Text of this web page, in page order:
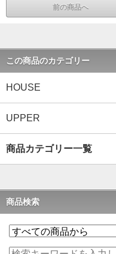
前の商品へ
この商品のカテゴリー
HOUSE
UPPER
商品カテゴリー一覧
商品検索